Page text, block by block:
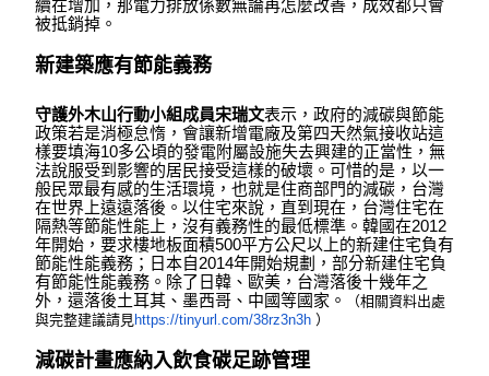
續在增加，那電力排放係數無論再怎麼改善，成效都只會
被抵銷掉。
新建築應有節能義務
守護外木山行動小組成員宋瑞文表示，政府的減碳與節能
政策若是消極怠惰，會讓新增電廠及第四天然氣接收站這
樣要填海10多公頃的發電附屬設施失去興建的正當性，無
法說服受到影響的居民接受這樣的破壞。可惜的是，以一
般民眾最有感的生活環境，也就是住商部門的減碳，台灣
在世界上遠遠落後。以住宅來說，直到現在，台灣住宅在
隔熱等節能性能上，沒有義務性的最低標準。韓國在2012
年開始，要求樓地板面積500平方公尺以上的新建住宅負有
節能性能義務；日本自2014年開始規劃，部分新建住宅負
有節能性能義務。除了日韓、歐美，台灣落後十幾年之
外，還落後土耳其、墨西哥、中國等國家。
（相關資料出處
與完整建議請見https://tinyurl.com/38rz3n3h ）
減碳計畫應納入飲食碳足跡管理